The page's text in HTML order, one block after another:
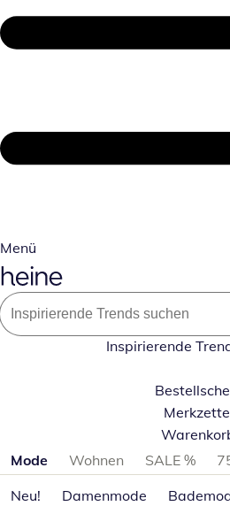
Menü
Inspirierende
Produktkategorien überspringen
Mode Wohnen SALE %
Neu!
Damenmode